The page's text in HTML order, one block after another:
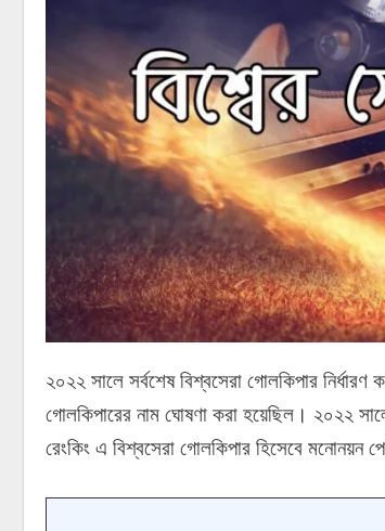
২০২২ সালে সর্বশেষ বিশ্বসেরা গোলকিপার
গোলকিপারের নাম ঘোষণা করা হয়েছিল। ২০২২
রেংকিং এ বিশ্বসেরা গোলকিপার হিসেবে মনোনয়ন